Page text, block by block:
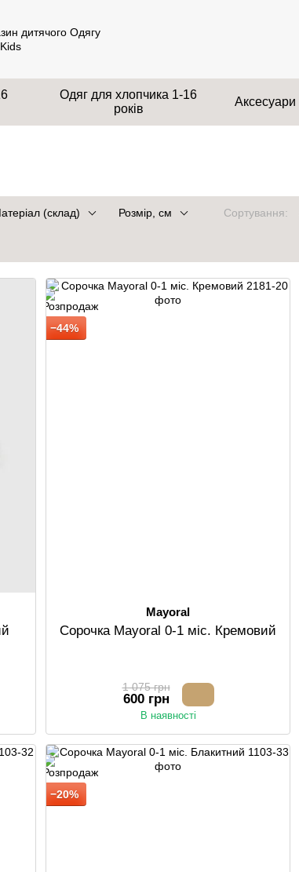
Одяг для хлопчика 1-16
років
Аксесуари
(склад) Розмір, см Сортування:
−44%
Mayoral
Сорочка Mayoral 0-1 міс. Кремовий
1 075 грн
600 грн
В наявності
−20%